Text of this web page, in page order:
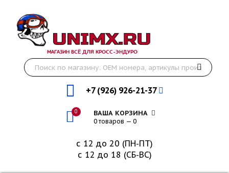
МАГАЗИН ВСЁ ДЛЯ КРОСС-ЭНДУРО
+7 (926) 926-21-37
0 ВАША КОРЗИНА
0 товаров — 0
с 12 до 20 (ПН-ПТ)
с 12 до 18 (СБ-ВС)